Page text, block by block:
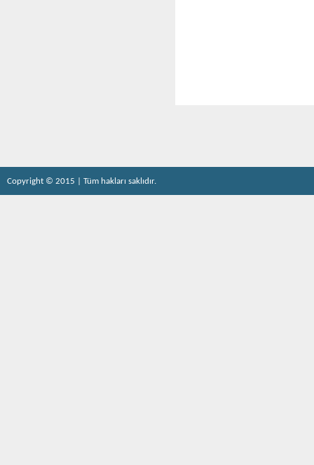
Copyright © 2015 | Tüm hakları saklıdır.